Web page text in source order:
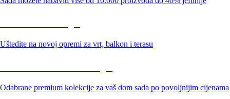
Uštedite na novoj opremi za vrt, balkon i terasu
Odabrane premium kolekcije za vaš dom sada po povoljnijim cijenama